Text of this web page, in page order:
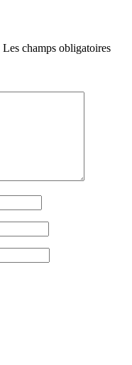
Les champs obligatoires